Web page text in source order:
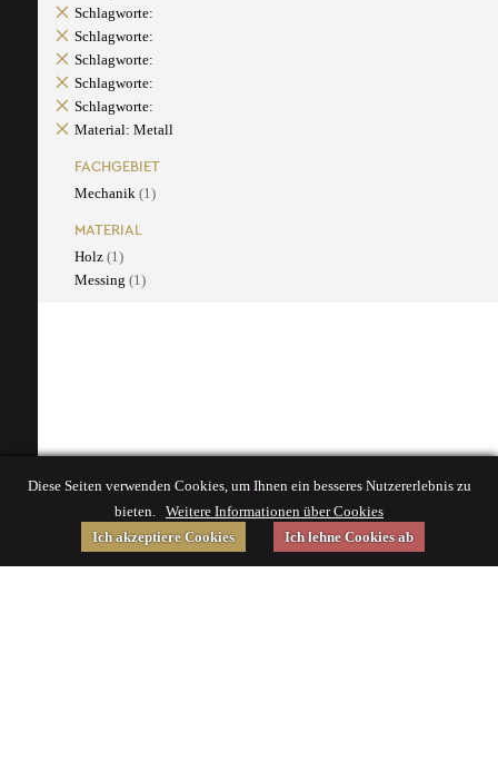
Schlagworte:
Schlagworte:
Schlagworte:
Schlagworte:
Schlagworte:
Material: Metall
FACHGEBIET
Mechanik (1)
MATERIAL
Holz (1)
Messing (1)
Diese Seiten verwenden Cookies, um Ihnen ein besseres Nutzererlebnis zu
bieten. Weitere Informationen über Cookies
Ich akzeptiere Cookies
Ich lehne Cookies ab